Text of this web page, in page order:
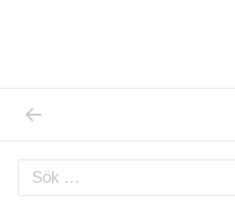
Inläggsnavigering
Sök efter: